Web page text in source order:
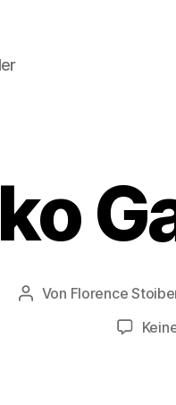
Beitragsautor
Von Florence